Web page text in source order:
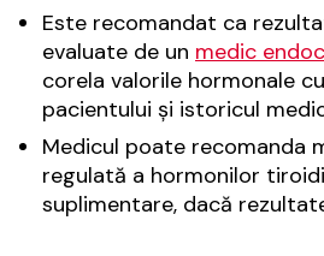
Este recomandat ca
evaluate de un medic
corela valorile hormonale
pacientului și istoricul
Medicul poate recomanda
regulată a hormonilor
suplimentare, dacă